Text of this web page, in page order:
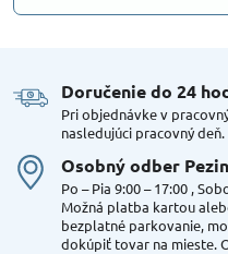
Doručenie do 24
Pri objednávke v
nasledujúci pracovný deň.
Osobný odber
Po – Pia 9:00 – 17:00 ,
Možná platba kartou
bezplatné parkovanie,
dokúpiť tovar na mieste.